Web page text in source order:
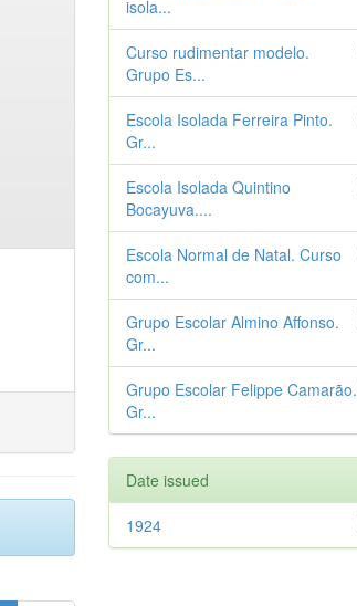
isola...
Curso rudimentar modelo.
Grupo Es...
Escola Isolada Ferreira Pinto.
Gr...
Escola Isolada Quintino
Bocayuva....
Escola Normal de Natal. Curso
com...
Grupo Escolar Almino Affonso.
Gr...
Grupo Escolar Felippe Camarão.
Gr...
Date issued
1924